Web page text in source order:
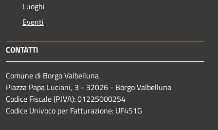
Luoghi
Eventi
CONTATTI
Comune di Borgo Valbelluna
Piazza Papa Luciani, 3 - 32026 - Borgo Valbelluna
Codice Fiscale (P.IVA): 01225000254
Codice Univoco per Fatturazione: UF4S1G